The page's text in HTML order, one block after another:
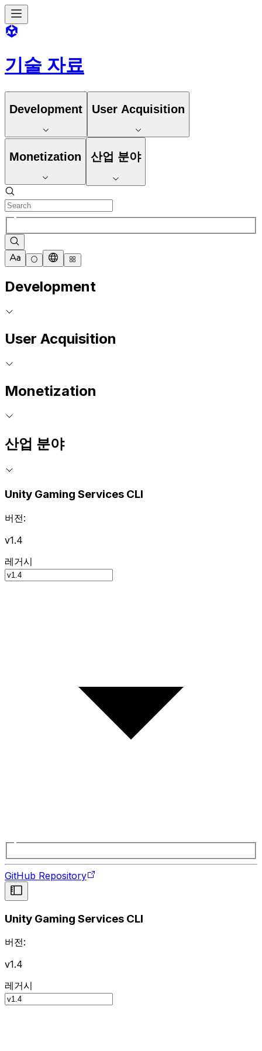
기술 자료
Development User Acquisition
Monetization 산업 분야
Development
User Acquisition
Monetization
산업 분야
Unity Gaming Services CLI
버전:
v1.4
레거시
GitHub Repository
Unity Gaming Services CLI
버전:
v1.4
레거시